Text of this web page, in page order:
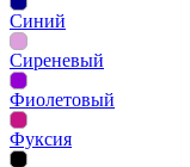
Синий
Сиреневый
Фиолетовый
Фуксия